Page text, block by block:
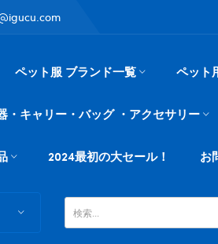
ペット服 ブランド一覧 ペット
・キャリー・バッグ ・アクセサリー
2024最初の大セール！ お